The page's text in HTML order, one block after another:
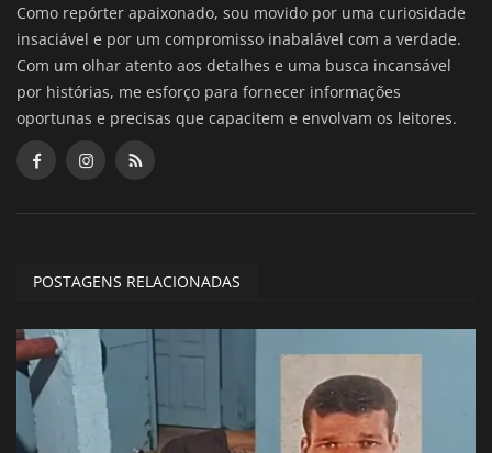
Como repórter apaixonado, sou movido por uma curiosidade
insaciável e por um compromisso inabalável com a verdade.
Com um olhar atento aos detalhes e uma busca incansável
por histórias, me esforço para fornecer informações
oportunas e precisas que capacitem e envolvam os leitores.
POSTAGENS RELACIONADAS